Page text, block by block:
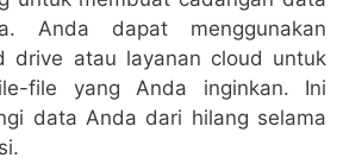
Anda dapat menggunakan
drive atau layanan cloud untuk
file yang Anda inginkan. Ini
data Anda dari hilang selama